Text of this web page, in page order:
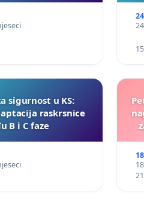
sigurnost u KS:
raskrsnice
B i C faze